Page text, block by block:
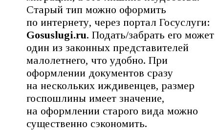
Старый тип можно оформить
по интернету, через портал Госуслуги:
Gosuslugi.ru. Подать/забрать его может
один из законных представителей
малолетнего, что удобно. При
оформлении документов сразу
на нескольких иждивенцев, размер
госпошлины имеет значение,
на оформлении старого вида можно
существенно сэкономить.